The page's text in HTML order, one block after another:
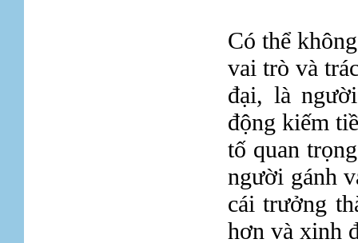
Có thể
vai trò và
đại, là
động kiếm
tố quan
người gánh
cái trưởng
hơn và xinh